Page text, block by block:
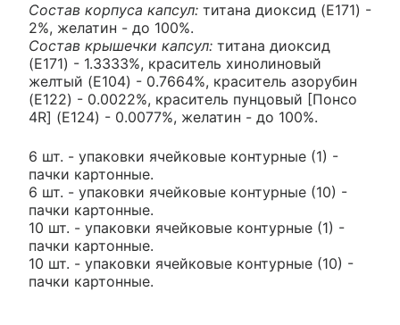
Состав корпуса капсул: титана диоксид (E171) -
2%, желатин - до 100%.
Состав крышечки капсул: титана диоксид
(E171) - 1.3333%, краситель хинолиновый
желтый (E104) - 0.7664%, краситель азорубин
(E122) - 0.0022%, краситель пунцовый [Понсо
4R] (E124) - 0.0077%, желатин - до 100%.
6 шт. - упаковки ячейковые контурные (1) -
пачки картонные.
6 шт. - упаковки ячейковые контурные (10) -
пачки картонные.
10 шт. - упаковки ячейковые контурные (1) -
пачки картонные.
10 шт. - упаковки ячейковые контурные (10) -
пачки картонные.